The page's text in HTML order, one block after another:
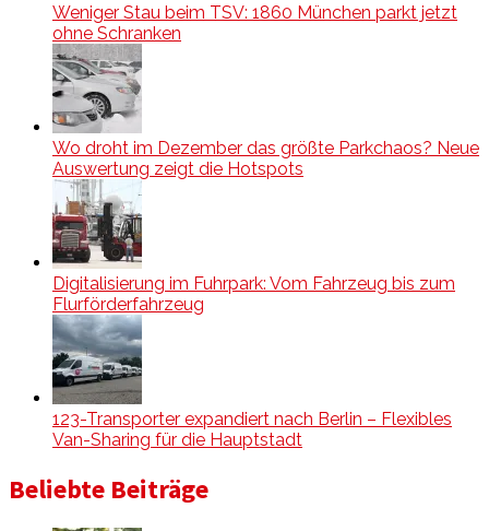
Weniger Stau beim TSV: 1860 München parkt jetzt
ohne Schranken
Wo droht im Dezember das größte Parkchaos? Neue
Auswertung zeigt die Hotspots
Digitalisierung im Fuhrpark: Vom Fahrzeug bis zum
Flurförderfahrzeug
123-Transporter expandiert nach Berlin – Flexibles
Van-Sharing für die Hauptstadt
Beliebte Beiträge